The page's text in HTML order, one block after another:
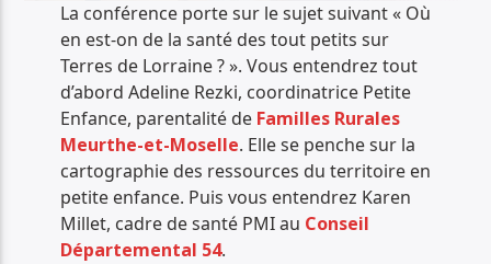
La conférence porte sur le sujet suivant « Où
en est-on de la santé des tout petits sur
Terres de Lorraine ? ». Vous entendrez tout
d’abord Adeline Rezki, coordinatrice Petite
Enfance, parentalité de Familles Rurales
Meurthe-et-Moselle. Elle se penche sur la
cartographie des ressources du territoire en
petite enfance. Puis vous entendrez Karen
Millet, cadre de santé PMI au Conseil
Départemental 54.